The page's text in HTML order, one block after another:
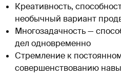
Креативность,
необычный вариант
Многозадачность —
дел одновременно
Стремление к
совершенствованию